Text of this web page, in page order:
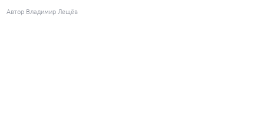
Автор Владимир Лещёв